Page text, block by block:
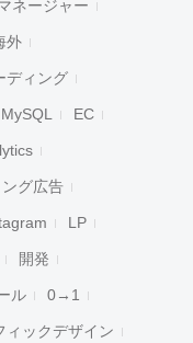
ネージャー
外
ディング
MySQL EC
グ広告
LP
開発
ル 0→1
ィックデザイン